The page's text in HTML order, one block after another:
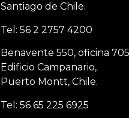
Santiago de Chile.
Tel: 56 2 2757 4200
Benavente 550, oficina
Edificio Campanario,
Puerto Montt, Chile.
Tel: 56 65 225 6925